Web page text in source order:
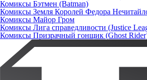
Комиксы Бэтмен (Batman)
Комиксы Земля Королей Федора
Комиксы Майор Гром
Комиксы Лига справедливости (Justice
Комиксы Призрачный гонщик (Ghost